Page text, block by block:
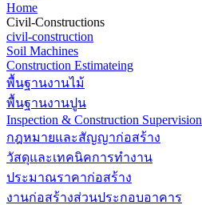
Home
Civil-Constructions
civil-construction
Soil Machines
Construction Estimateing
พื้นฐานงานไม้
พื้นฐานงานปูน
Inspection & Construction Supervision
กฎหมายและสัญญาก่อสร้าง
วัสดุและเทคนิคการทำงาน
ประมาณราคาก่อสร้าง
งานก่อสร้างส่วนประกอบอาคาร